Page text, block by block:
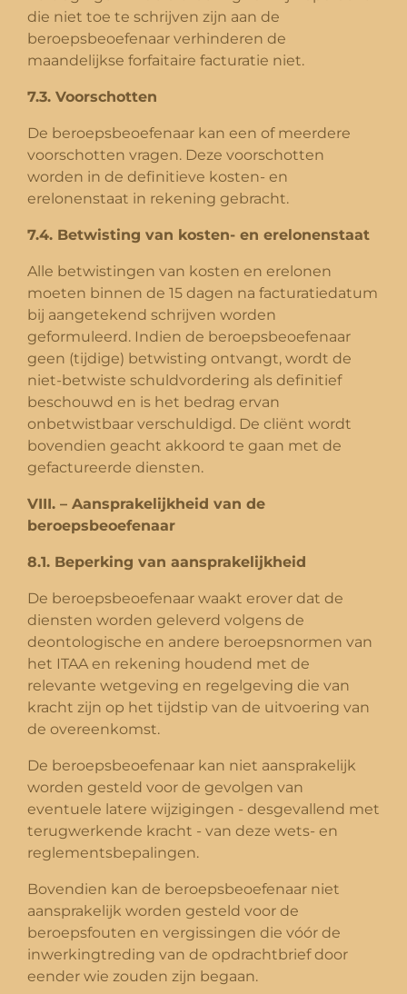
die niet toe te schrijven zijn aan de
beroepsbeoefenaar verhinderen de
maandelijkse forfaitaire facturatie niet.
7.3. Voorschotten
De beroepsbeoefenaar kan een of meerdere
voorschotten vragen. Deze voorschotten
worden in de definitieve kosten- en
erelonenstaat in rekening gebracht.
7.4. Betwisting van kosten- en erelonenstaat
Alle betwistingen van kosten en erelonen
moeten binnen de 15 dagen na facturatiedatum
bij aangetekend schrijven worden
geformuleerd. Indien de beroepsbeoefenaar
geen (tijdige) betwisting ontvangt, wordt de
niet-betwiste schuldvordering als definitief
beschouwd en is het bedrag ervan
onbetwistbaar verschuldigd. De cliënt wordt
bovendien geacht akkoord te gaan met de
gefactureerde diensten.
VIII. – Aansprakelijkheid van de
beroepsbeoefenaar
8.1. Beperking van aansprakelijkheid
De beroepsbeoefenaar waakt erover dat de
diensten worden geleverd volgens de
deontologische en andere beroepsnormen van
het ITAA en rekening houdend met de
relevante wetgeving en regelgeving die van
kracht zijn op het tijdstip van de uitvoering van
de overeenkomst.
De beroepsbeoefenaar kan niet aansprakelijk
worden gesteld voor de gevolgen van
eventuele latere wijzigingen - desgevallend met
terugwerkende kracht - van deze wets- en
reglementsbepalingen.
Bovendien kan de beroepsbeoefenaar niet
aansprakelijk worden gesteld voor de
beroepsfouten en vergissingen die vóór de
inwerkingtreding van de opdrachtbrief door
eender wie zouden zijn begaan.